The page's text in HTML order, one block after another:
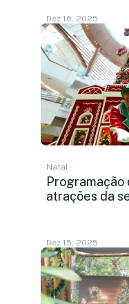
Dez 16, 2025
Natal
Programação
atrações da
Dez 15, 2025